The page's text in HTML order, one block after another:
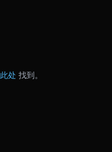
此处 找到。